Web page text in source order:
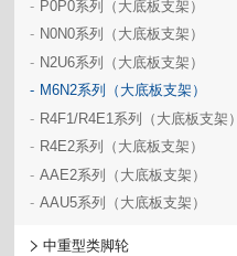
- P0P0系列（大底板支架）
- N0N0系列（大底板支架）
- N2U6系列（大底板支架）
- M6N2系列（大底板支架）
- R4F1/R4E1系列（大底板支架）
- R4E2系列（大底板支架）
- AAE2系列（大底板支架）
- AAU5系列（大底板支架）
中重型类脚轮